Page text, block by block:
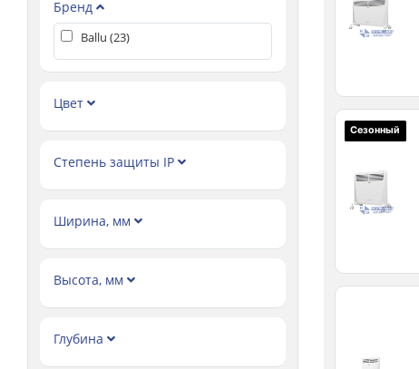
Сезонный
Бренд
Ballu (23)
Цвет
Степень защиты IP
Ширина, мм
Высота, мм
Глубина